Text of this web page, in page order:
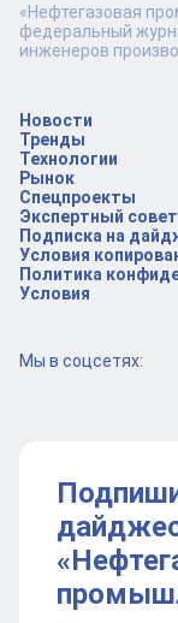
Новости
Тренды
Технологии
Рынок
Спецпроекты
Экспертный совет
Подписка на
Условия
Политика
Условия
Мы в соцсетях:
«Нефтегазовая
федеральный
инженеров